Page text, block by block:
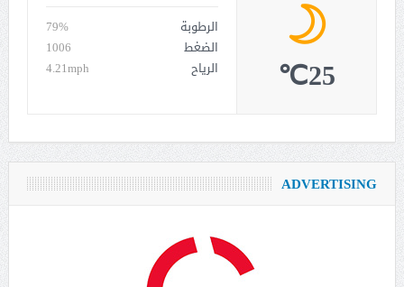
الرطوبة
79%
الضغط
1006
الرياح
4.21mph 25℃
ADVERTISING